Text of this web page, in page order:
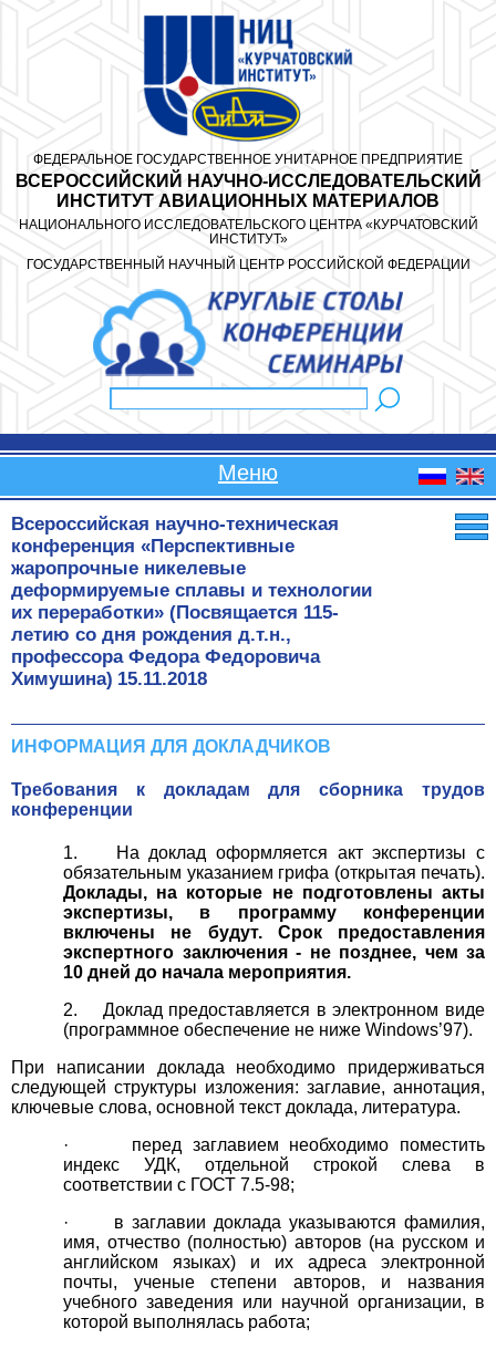
ФЕДЕРАЛЬНОЕ ГОСУДАРСТВЕННОЕ УНИТАРНОЕ ПРЕДПРИЯТИЕ
ВСЕРОССИЙСКИЙ НАУЧНО-ИССЛЕДОВАТЕЛЬСКИЙ
ИНСТИТУТ АВИАЦИОННЫХ МАТЕРИАЛОВ
НАЦИОНАЛЬНОГО ИССЛЕДОВАТЕЛЬСКОГО ЦЕНТРА «КУРЧАТОВСКИЙ
ИНСТИТУТ»
ГОСУДАРСТВЕННЫЙ НАУЧНЫЙ ЦЕНТР РОССИЙСКОЙ ФЕДЕРАЦИИ
Форма поиска
Меню
Всероссийская научно-техническая
конференция «Перспективные
жаропрочные никелевые
деформируемые сплавы и технологии
их переработки» (Посвящается 115-
летию со дня рождения д.т.н.,
профессора Федора Федоровича
Химушина) 15.11.2018
ИНФОРМАЦИЯ ДЛЯ ДОКЛАДЧИКОВ
Требования к докладам для сборника трудов
конференции
1. На доклад оформляется акт экспертизы с
обязательным указанием грифа (открытая печать).
Доклады, на которые не подготовлены акты
экспертизы, в программу конференции
включены не будут. Срок предоставления
экспертного заключения - не позднее, чем за
10 дней до начала мероприятия.
2. Доклад предоставляется в электронном виде
(программное обеспечение не ниже Windows’97).
При написании доклада необходимо придерживаться
следующей структуры изложения: заглавие, аннотация,
ключевые слова, основной текст доклада, литература.
· перед заглавием необходимо поместить
индекс УДК, отдельной строкой слева в
соответствии с ГОСТ 7.5-98;
· в заглавии доклада указываются фамилия,
имя, отчество (полностью) авторов (на русском и
английском языках) и их адреса электронной
почты, ученые степени авторов, и названия
учебного заведения или научной организации, в
которой выполнялась работа;